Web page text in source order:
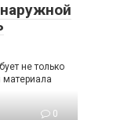
не только
материала
0